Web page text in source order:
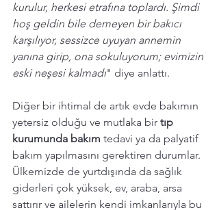
kurulur, herkesi etrafına toplardı. Şimdi
hoş geldin bile demeyen bir bakıcı
karşılıyor, sessizce uyuyan annemin
yanına girip, ona sokuluyorum; evimizin
eski neşesi kalmadı" diye anlattı.
Diğer bir ihtimal de artık evde bakımın
yetersiz olduğu ve mutlaka bir tıp
kurumunda bakım tedavi ya da palyatif
bakım yapılmasını gerektiren durumlar.
Ülkemizde de yurtdışında da sağlık
giderleri çok yüksek, ev, araba, arsa
sattırır ve ailelerin kendi imkanlarıyla bu